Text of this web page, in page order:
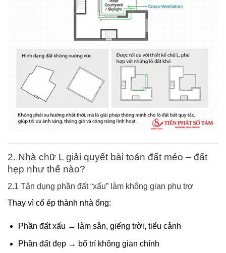
2. Nhà chữ L giải quyết bài toán đất méo – đất
hẹp như thế nào?
2.1 Tận dụng phần đất “xấu” làm không gian phụ trợ
Thay vì cố ép thành nhà ống:
Phần đất xấu → làm sân, giếng trời, tiểu cảnh
Phần đất đẹp → bố trí không gian chính